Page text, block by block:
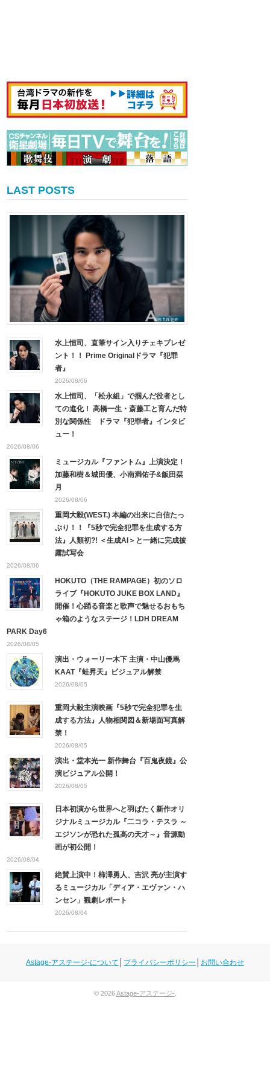
LAST POSTS
水上恒司、直筆サイン入りチェキプレゼ
ント！！ Prime Originalドラマ『犯罪
者』
2026/08/06
水上恒司、「松永組」で掴んだ役者とし
ての進化！ 高橋一生・斎藤工と育んだ特
別な関係性 ドラマ『犯罪者』インタビ
ュー！
2026/08/06
ミュージカル『ファントム』上演決定！
加藤和樹＆城田優、小南満佑子&飯田栞
月
2026/08/06
重岡大毅(WEST.) 本編の出来に自信たっ
ぷり！！『5秒で完全犯罪を生成する方
法』人類初?! ＜生成AI＞と一緒に完成披
露試写会
2026/08/06
HOKUTO（THE RAMPAGE）初のソロ
ライブ『HOKUTO JUKE BOX LAND』
開催！心踊る音楽と歌声で魅せるおもち
ゃ箱のようなステージ！LDH DREAM
PARK Day6
2026/08/05
演出・ウォーリー木下 主演・中山優馬
KAAT『蛙昇天』ビジュアル解禁
2026/08/05
重岡大毅主演映画『5秒で完全犯罪を生
成する方法』人物相関図＆新場面写真解
禁！
2026/08/05
演出・堂本光一 新作舞台『百鬼夜鏡』公
演ビジュアル公開！
2026/08/05
日本初演から世界へと羽ばたく新作オリ
ジナルミュージカル『二コラ・テスラ ～
エジソンが恐れた孤高の天才～』音源動
画が初公開！
2026/08/04
絶賛上演中！柿澤勇人、吉沢 亮が主演す
るミュージカル「ディア・エヴァン・ハ
ンセン」観劇レポート
2026/08/04
Astage-アステージ-について プライバシーポリシー お問い合わせ
© 2026Astage-アステージ-